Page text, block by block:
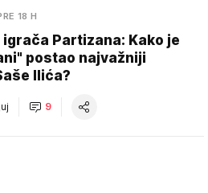
18 H
igrača Partizana: Kako je
postao najvažniji
Ilića?
9